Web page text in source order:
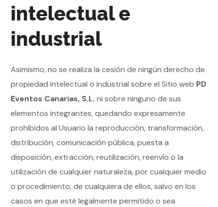
intelectual e
industrial
Asimismo, no se realiza la cesión de ningún derecho de
propiedad intelectual o industrial sobre el Sitio web PD
Eventos Canarias, S.L. ni sobre ninguno de sus
elementos integrantes, quedando expresamente
prohibidos al Usuario la reproducción, transformación,
distribución, comunicación pública, puesta a
disposición, extracción, reutilización, reenvío o la
utilización de cualquier naturaleza, por cualquier medio
o procedimiento, de cualquiera de ellos, salvo en los
casos en que esté legalmente permitido o sea